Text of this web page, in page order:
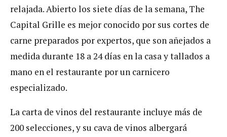
relajada. Abierto los siete días de la semana, The
Capital Grille es mejor conocido por sus cortes de
carne preparados por expertos, que son añejados a
medida durante 18 a 24 días en la casa y tallados a
mano en el restaurante por un carnicero
especializado.
La carta de vinos del restaurante incluye más de
200 selecciones, y su cava de vinos albergará